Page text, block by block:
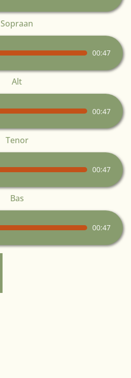
Sopraan
00:47
Alt
00:47
Tenor
00:47
Bas
00:47